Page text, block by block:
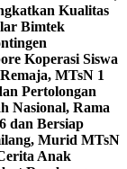
Kualitas
Bimtek
Koperasi Siswa
MTsN 1
Pertolongan
Nasional, Rama
dan Bersiap
Murid MTsN
Anak